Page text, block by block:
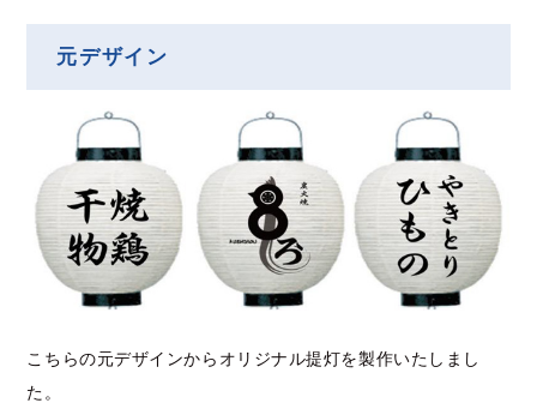
元デザイン
こちらの元デザインからオリジナル提灯を製作いたしまし
た。